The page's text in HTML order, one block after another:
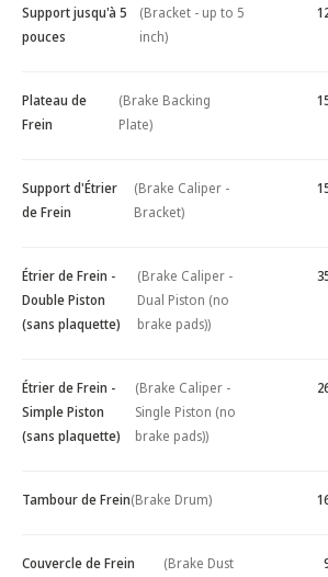
Support jusqu'à 5
pouces
(Bracket - up to 5
inch)
Plateau de
Frein
(Brake Backing
Plate)
Support d'Étrier
de Frein
(Brake Caliper -
Bracket)
Étrier de Frein -
Double Piston
(sans plaquette)
(Brake Caliper -
Dual Piston (no
brake pads))
Étrier de Frein -
Simple Piston
(sans plaquette)
(Brake Caliper -
Single Piston (no
brake pads))
Tambour de Frein(Brake Drum)
Couvercle de Frein
(Brake Dust